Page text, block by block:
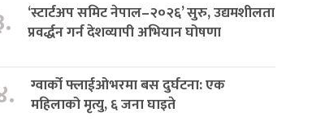
‘स्टार्टअप समिट नेपाल–२०२६’ सुरु, उद्यमशीलता
प्रवर्द्धन गर्न देशव्यापी अभियान घोषणा
ग्वार्को फ्लाईओभरमा बस दुर्घटना: एक
महिलाको मृत्यु, ६ जना घाइते